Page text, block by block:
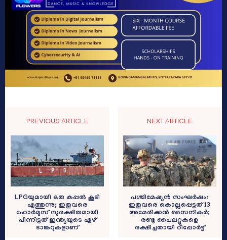
PREVIOUS ARTICLE
LPGയുമായി ഒരു കപ്പൽ കൂടി
എത്തുന്നു; ഇതുവരെ
ഹോർമുസ് സുരക്ഷിതമായി
പിന്നിട്ടത് ഇന്ത്യയുടെ ഏഴ്
ടാങ്കറുകളാണ്
NEXT ARTICLE
പശ്ചിമേഷ്യൻ സംഘർഷം:
ഇതുവരെ കൊല്ലപ്പെട്ടത് 13
അമേരിക്കൻ സൈനികർ;
രണ്ടു പൈലറ്റുകളെ
രക്ഷിച്ചതായി റിപ്പോർട്ട്